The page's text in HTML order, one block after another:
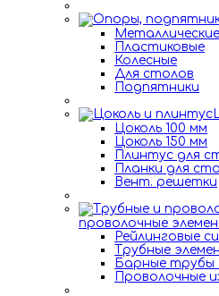
Металлические
Пластиковые
Колесные
Для столов
Подпятники
Цоколь 100 мм
Цоколь 150 мм
Плинтус для
Планки для
Вент. решетки
проволочные
Рейлинговые
Трубные
Барные трубы
Проволочные